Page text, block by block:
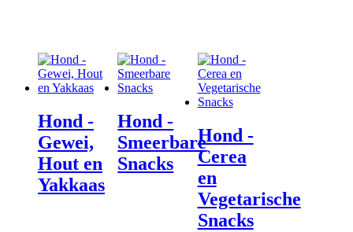
Hond -
Gewei,
Hout en
Yakkaas
Hond -
Smeerbare
Snacks
Hond -
Cerea
en
Vegetarische
Snacks